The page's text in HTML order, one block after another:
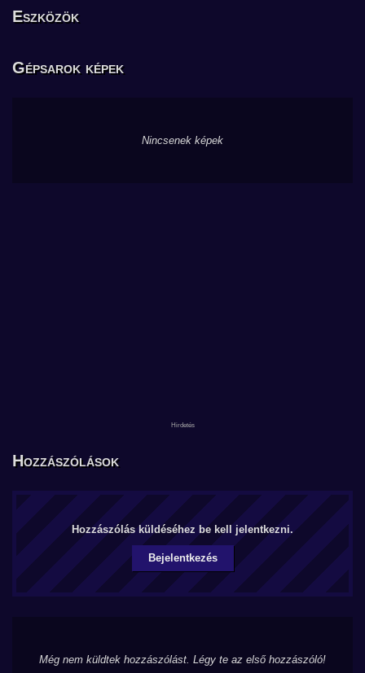
Eszközök
Gépsarok képek
Nincsenek képek
Hozzászólások
Hozzászólás küldéséhez be kell jelentkezni.
Bejelentkezés
Még nem küldtek hozzászólást. Légy te az első hozzászóló!